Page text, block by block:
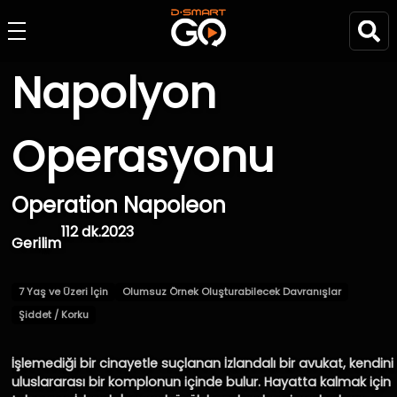
Napolyon
Operasyonu
Operation Napoleon
Gerilim
112 dk.2023
7 Yaş ve Üzeri İçin
Olumsuz Örnek Oluşturabilecek Davranışlar
Şiddet / Korku
İşlemediği bir cinayetle suçlanan İzlandalı bir avukat, kendini
uluslararası bir komplonun içinde bulur. Hayatta kalmak için